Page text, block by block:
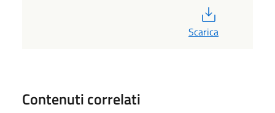
Scarica
Contenuti correlati